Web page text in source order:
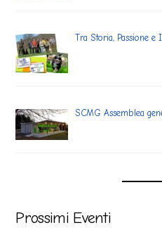
Tra Storia, Passione e
SCMG Assemblea
Prossimi Eventi